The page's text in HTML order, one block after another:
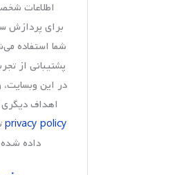
اطلاعات
برای پردازش
شما استفاده
پشتیبانی از
در این وبسایت،
اهداف
privacy policy
داده